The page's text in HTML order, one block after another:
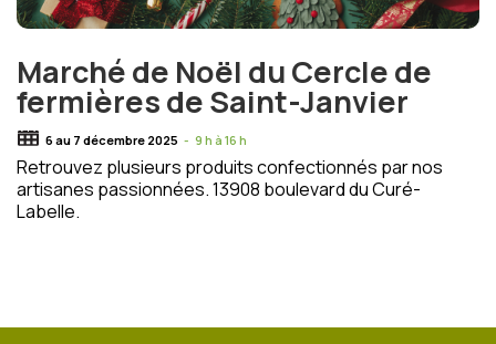
Marché de Noël du Cercle de
fermières de Saint-Janvier
6 au 7 décembre 2025 - 9 h à 16 h
Retrouvez plusieurs produits confectionnés par nos
artisanes passionnées. 13908 boulevard du Curé-
Labelle.